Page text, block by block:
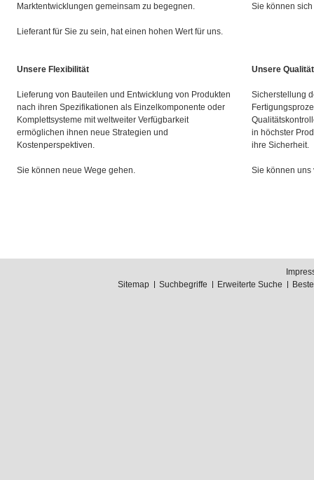
Marktentwicklungen gemeinsam zu begegnen.
Lieferant für Sie zu sein, hat einen hohen Wert für uns.
Sie können
Unsere Flexibilität
Lieferung von Bauteilen und Entwicklung von Produkten
nach ihren Spezifikationen als Einzelkomponente oder
Komplettsysteme mit weltweiter Verfügbarkeit
ermöglichen ihnen neue Strategien und
Kostenperspektiven.
Sie können neue Wege gehen.
Unsere Qualität
Sicherstellung
in höchster
ihre Sicherheit.
Sie können uns
Sitemap
Suchbegriffe Erweiterte Suche